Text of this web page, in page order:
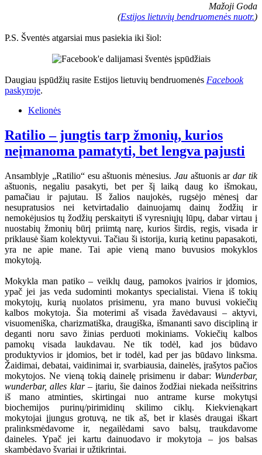
Mažoji Goda
(Estijos lietuvių bendruomenės nuotr.)
P.S. Šventės atgarsiai mus pasiekia iki šiol:
Daugiau įspūdžių rasite Estijos lietuvių bendruomenės Facebook
paskyroje.
Kelionės
Ratilio – jungtis tarp žmonių, kurios
neįmanoma pamatyti, bet lengva pajusti
Ansamblyje „Ratilio“ esu aštuonis mėnesius. Jauaštuonis ardar tik
aštuonis, negaliu pasakyti, bet per šį laiką daug ko išmokau,
pamačiau ir pajutau. Iš žalios naujokės, rugsėjo mėnesį dar
nesupratusios nei ketvirtadalio dainuojamų dainų žodžių ir
nemokėjusios tų žodžių perskaityti iš vyresniųjų lūpų, dabar virtau į
nuostabių žmonių būrį priimtą narę, kurios širdis, regis, visada ir
priklausė šiam kolektyvui. Tačiau ši istorija, kurią ketinu papasakoti,
yra ne apie mane. Tai apie vieną mano buvusios mokyklos
mokytoją.
Mokykla man patiko – veiklų daug, pamokos įvairios ir įdomios,
ypač jei jas veda sudominti mokantys specialistai. Viena iš tokių
mokytojų, kurią nuolatos prisimenu, yra mano buvusi vokiečių
kalbos mokytoja. Šia moterimi aš visada žavėdavausi – aktyvi,
visuomeniška, charizmatiška, draugiška, išmananti savo discipliną ir
deganti noru savo žinias perduoti mokiniams. Vokiečių kalbos
pamokų visada laukdavau. Ne tik todėl, kad jos būdavo
produktyvios ir įdomios, bet ir todėl, kad per jas būdavo linksma.
Žaidimai, debatai, vaidinimai ir, svarbiausia, dainelės, įrašytos pačios
mokytojos. Ne vieną tokią dainelę prisimenu ir dabar: Wunderbar,
wunderbar, alles klar– įtariu, šie dainos žodžiai niekada neišsitrins
iš mano atminties, skirtingai nuo antrame kurse mokytųsi
biochemijos purinų/pirimidinų skilimo ciklų. Kiekvienąkart
mokytojai įjungus grotuvą, ne tik aš, bet ir klasės draugai iškart
pralinksmėdavome ir, negailėdami savo balsų, traukdavome
daineles. Ypač jei kartu dainuodavo ir mokytoja – jos balsas
skambėdavo švariai ir užtikrintai.